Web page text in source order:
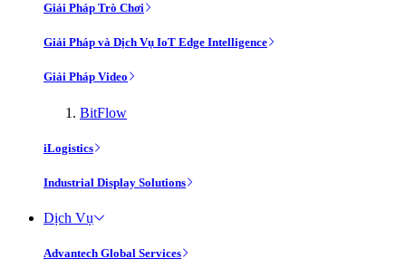
Giải Pháp Trò Chơi
Giải Pháp và Dịch Vụ IoT Edge Intelligence
Giải Pháp Video
BitFlow
iLogistics
Industrial Display Solutions
Dịch Vụ
Advantech Global Services